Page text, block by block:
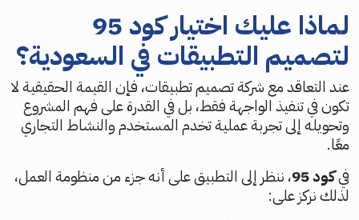
لماذا عليك اختيار كود 95
لتصميم التطبيقات في السعودية؟
عند التعاقد مع شركة تصميم تطبيقات، فإن القيمة الحقيقية لا
تكون في تنفيذ الواجهة فقط، بل في القدرة على فهم المشروع
وتحويله إلى تجربة عملية تخدم المستخدم والنشاط التجاري
معًا.
فيكود 95
، ننظر إلى التطبيق على أنه جزء من منظومة العمل،
لذلك نركز على: